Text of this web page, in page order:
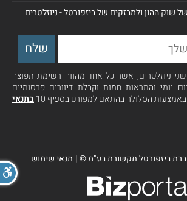
שוק ההון ולמבזקים של ביזפורטל - ניוזלטרים
ניוזלטרים, אשר כל אחד מהווה רשימת תפוצה
יומי והתראות חמות וקבלת דיוורים פרסומיים
הסלולר בהתאם למפורט בסעיף 10
בתנאי
ביזפורטל תקשורת בע"מ ©| תנאי שימוש